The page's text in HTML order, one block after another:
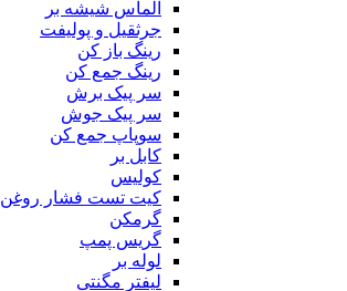
الماس شیشه بر
جرثقیل و پولیفت
رینگ باز کن
رینگ جمع کن
سر پیک برش
سر پیک جوش
سوپاپ جمع کن
کابل بر
کولیس
کیت تست فشار روغن
گرمکن
گریس پمپ
لوله بر
لیفتر مگنتی